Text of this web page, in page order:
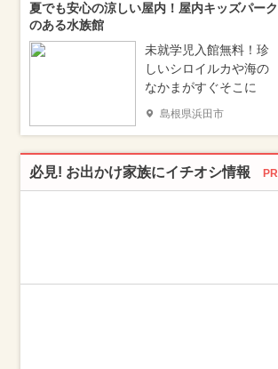
夏でも安心の涼しい屋内！屋内キッズパーク
のある水族館
未就学児入館無料！珍
しいシロイルカや海の
なかまがすぐそこに
島根県浜田市
必見! お出かけ家族にイチオシ情報 PR